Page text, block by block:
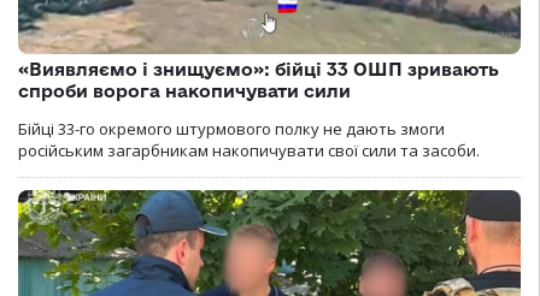
«Виявляємо і знищуємо»: бійці 33 ОШП зривають
спроби ворога накопичувати сили
Бійці 33-го окремого штурмового полку не дають змоги
російським загарбникам накопичувати свої сили та засоби.